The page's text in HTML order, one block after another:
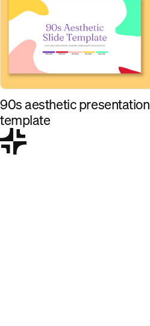
90s aesthetic presentation
template